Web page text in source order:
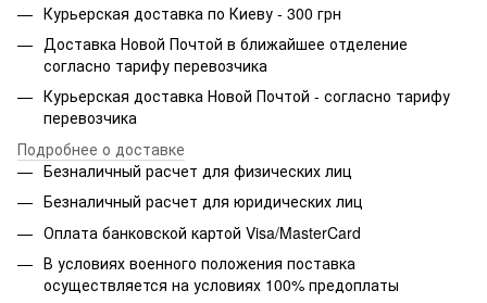
Курьерская доставка по Киеву - 300 грн
Доставка Новой Почтой в ближайшее отделение
согласно тарифу перевозчика
Курьерская доставка Новой Почтой - согласно тарифу
перевозчика
Подробнее о доставке
Безналичный расчет для физических лиц
Безналичный расчет для юридических лиц
Оплата банковской картой Visa/MasterCard
В условиях военного положения поставка
осуществляется на условиях 100% предоплаты